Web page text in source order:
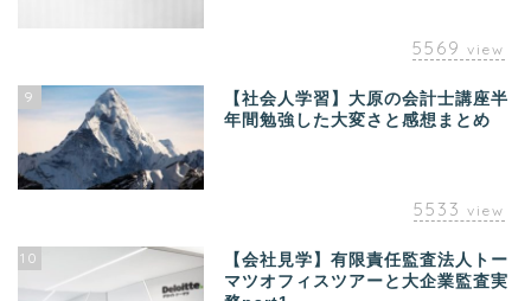
5569 view
9
【社会人学習】大原の会計士講座半
年間勉強した大変さと感想まとめ
5533 view
10
【会社見学】有限責任監査法人トー
マツオフィスツアーと大企業監査実